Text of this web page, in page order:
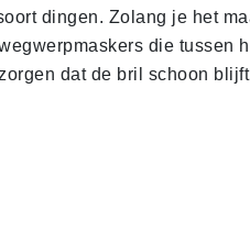
dingen. Zolang je het
die tussen
dat de bril schoon